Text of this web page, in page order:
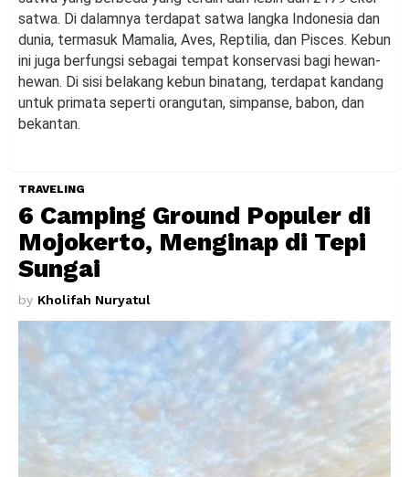
satwa. Di dalamnya terdapat satwa langka Indonesia dan
dunia, termasuk Mamalia, Aves, Reptilia, dan Pisces. Kebun
ini juga berfungsi sebagai tempat konservasi bagi hewan-
hewan. Di sisi belakang kebun binatang, terdapat kandang
untuk primata seperti orangutan, simpanse, babon, dan
bekantan.
TRAVELING
6 Camping Ground Populer di
Mojokerto, Menginap di Tepi
Sungai
by Kholifah Nuryatul